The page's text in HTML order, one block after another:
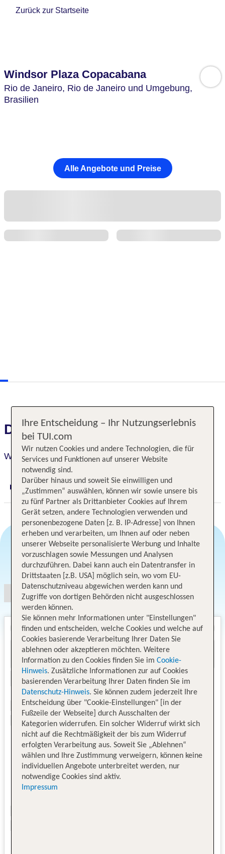
Zurück zur Startseite
Windsor Plaza Copacabana
Rio de Janeiro, Rio de Janeiro und Umgebung,
Brasilien
Alle Angebote und Preise
Das erwartet Sie
Windsor Plaza Copacabana
Digitaler und telefonischer 24/7 TUI Service
Angebotsauswahl
Ihre Entscheidung – Ihr Nutzungserlebnis
bei TUI.com
Wir nutzen Cookies und andere Technologien, die für
Services und Funktionen auf unserer Website
notwendig sind.
Darüber hinaus und soweit Sie einwilligen und
„Zustimmen“ auswählen, können wir sowie unsere bis
zu fünf Partner als Drittanbieter Cookies auf Ihrem
Gerät setzen, andere Technologien verwenden und
personenbezogene Daten [z. B. IP-Adresse] von Ihnen
erheben und verarbeiten, um Ihnen auf oder neben
unserer Webseite personalisierte Werbung und Inhalte
vorzuschlagen sowie Messungen und Analysen
durchzuführen. Dabei kann auch ein Datentransfer in
Drittstaaten [z.B. USA] möglich sein, wo vom EU-
Datenschutzniveau abgewichen werden kann und
Zugriffe von dortigen Behörden nicht ausgeschlossen
werden können.
Sie können mehr Informationen unter "Einstellungen"
finden und entscheiden, welche Cookies und welche auf
Cookies basierende Verarbeitung Ihrer Daten Sie
ablehnen oder akzeptieren möchten. Weitere
Information zu den Cookies finden Sie im Cookie-
Hinweis. Zusätzliche Informationen zur auf Cookies
basierenden Verarbeitung Ihrer Daten finden Sie im
Datenschutz-Hinweis. Sie können zudem jederzeit Ihre
Entscheidung über "Cookie-Einstellungen" [in der
Fußzeile der Webseite] durch Ausschalten der
Kategorien widerrufen. Ein solcher Widerruf wirkt sich
nicht auf die Rechtmäßigkeit der bis zum Widerruf
erfolgten Verarbeitung aus. Soweit Sie „Ablehnen“
wählen und Ihre Zustimmung verweigern, können keine
individuellen Angebote unterbreitet werden, nur
notwendige Cookies sind aktiv.
Impressum